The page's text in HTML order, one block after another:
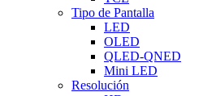
Tipo de Pantalla
LED
OLED
QLED-QNED
Mini LED
Resolución